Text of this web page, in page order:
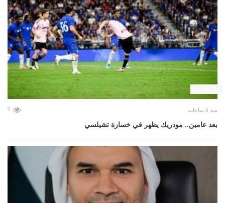
منذ 6 ساعات 0
بعد عامين.. مودريك يظهر في خسارة تشيلسي